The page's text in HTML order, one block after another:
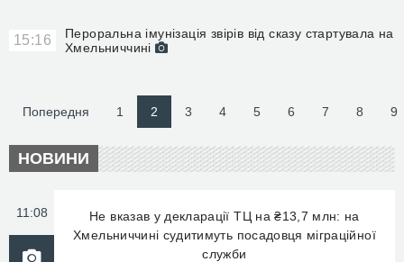
15:16
Пероральна імунізація звірів від сказу стартувала на
Хмельниччині
Попередня 1 2 3 4 5 6 7 8 9
НОВИНИ
11:08
Не вказав у декларації ТЦ на ₴13,7 млн: на
Хмельниччині судитимуть посадовця міграційної
служби